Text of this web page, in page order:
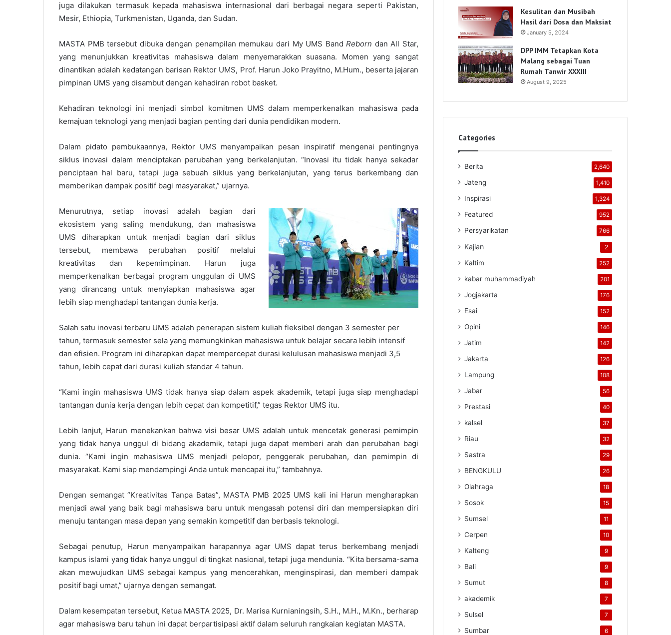
juga dilakukan termasuk kepada mahasiswa internasional dari berbagai negara seperti Pakistan,
Mesir, Ethiopia, Turkmenistan, Uganda, dan Sudan.
MASTA PMB tersebut dibuka dengan penampilan memukau dari My UMS BandReborn dan All Star,
yang menunjukkan kreativitas mahasiswa dalam menyemarakkan suasana. Momen yang sangat
dinantikan adalah kedatangan barisan Rektor UMS, Prof. Harun Joko Prayitno, M.Hum., beserta jajaran
pimpinan UMS yang disambut dengan kehadiran robot basket.
Kehadiran teknologi ini menjadi simbol komitmen UMS dalam memperkenalkan mahasiswa pada
kemajuan teknologi yang menjadi bagian penting dari dunia pendidikan modern.
Dalam pidato pembukaannya, Rektor UMS menyampaikan pesan inspiratif mengenai pentingnya
siklus inovasi dalam menciptakan perubahan yang berkelanjutan. “Inovasi itu tidak hanya sekadar
penciptaan hal baru, tetapi juga sebuah siklus yang berkelanjutan, yang terus berkembang dan
memberikan dampak positif bagi masyarakat,” ujarnya.
Menurutnya, setiap inovasi adalah bagian dari
ekosistem yang saling mendukung, dan mahasiswa
UMS diharapkan untuk menjadi bagian dari siklus
tersebut, membawa perubahan positif melalui
kreativitas dan kepemimpinan. Harun juga
memperkenalkan berbagai program unggulan di UMS
yang dirancang untuk menyiapkan mahasiswa agar
lebih siap menghadapi tantangan dunia kerja.
Salah satu inovasi terbaru UMS adalah penerapan sistem kuliah fleksibel dengan 3 semester per
tahun, termasuk semester sela yang memungkinkan mahasiswa untuk belajar secara lebih intensif
dan efisien. Program ini diharapkan dapat mempercepat durasi kelulusan mahasiswa menjadi 3,5
tahun, lebih cepat dari durasi kuliah standar 4 tahun.
“Kami ingin mahasiswa UMS tidak hanya siap dalam aspek akademik, tetapi juga siap menghadapi
tantangan dunia kerja dengan lebih cepat dan kompetitif,” tegas Rektor UMS itu.
Lebih lanjut, Harun menekankan bahwa visi besar UMS adalah untuk mencetak generasi pemimpin
yang tidak hanya unggul di bidang akademik, tetapi juga dapat memberi arah dan perubahan bagi
dunia. “Kami ingin mahasiswa UMS menjadi pelopor, penggerak perubahan, dan pemimpin di
masyarakat. Kami siap mendampingi Anda untuk mencapai itu,” tambahnya.
Dengan semangat “Kreativitas Tanpa Batas”, MASTA PMB 2025 UMS kali ini Harun mengharapkan
menjadi awal yang baik bagi mahasiswa baru untuk mengasah potensi diri dan mempersiapkan diri
menuju tantangan masa depan yang semakin kompetitif dan berbasis teknologi.
Sebagai penutup, Harun menyampaikan harapannya agar UMS dapat terus berkembang menjadi
kampus islami yang tidak hanya unggul di tingkat nasional, tetapi juga mendunia. “Kita bersama-sama
akan mewujudkan UMS sebagai kampus yang mencerahkan, menginspirasi, dan memberi dampak
positif bagi umat,” ujarnya dengan semangat.
Dalam kesempatan tersebut, Ketua MASTA 2025, Dr. Marisa Kurnianingsih, S.H., M.H., M.Kn., berharap
agar mahasiswa baru tahun ini dapat berpartisipasi aktif dalam seluruh rangkaian kegiatan MASTA.
Kesulitan dan Musibah
Hasil dari Dosa dan Maksiat
January 5, 2024
DPP IMM Tetapkan Kota
Malang sebagai Tuan
Rumah Tanwir XXXIII
August 9, 2025
Categories
Berita 2,640
Jateng 1,410
Inspirasi 1,324
Featured 952
Persyarikatan 766
Kajian 2
Kaltim 252
kabar muhammadiyah 201
Jogjakarta 176
Esai 152
Opini 146
Jatim 142
Jakarta 126
Lampung 108
Jabar 56
Prestasi 40
kalsel 37
Riau 32
Sastra 29
BENGKULU 26
Olahraga 18
Sosok 15
Sumsel 11
Cerpen 10
Kalteng 9
Bali 9
Sumut 8
akademik 7
Sulsel 7
Sumbar 6